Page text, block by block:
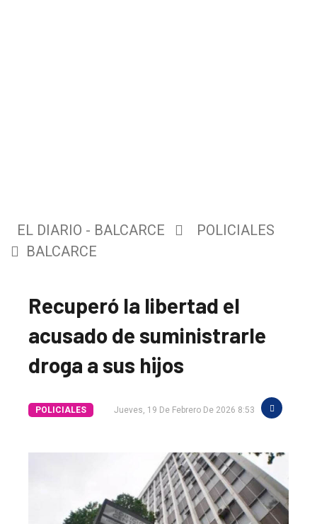
EL DIARIO - BALCARCE
POLICIALES
BALCARCE
Recuperó la libertad el
acusado de suministrarle
droga a sus hijos
POLICIALES Jueves, 19 De Febrero De 2026 8:53